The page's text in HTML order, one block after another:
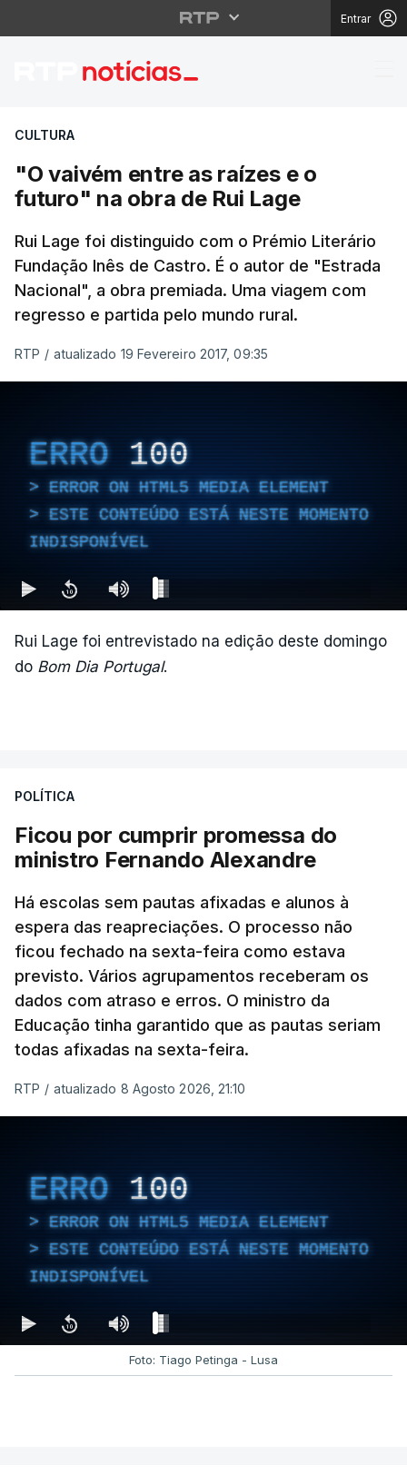
Entrar
"O vaivém entre as
CULTURA
"O vaivém entre as raízes e o
futuro" na obra de Rui Lage
Rui Lage foi distinguido com o Prémio Literário
Fundação Inês de Castro. É o autor de "Estrada
Nacional", a obra premiada. Uma viagem com
regresso e partida pelo mundo rural.
RTP / atualizado 19 Fevereiro 2017, 09:35
ERRO 100
ERROR ON HTML5 MEDIA ELEMENT
ESTE CONTEÚDO ESTÁ NESTE MOMENTO
INDISPONÍVEL
Rui Lage foi entrevistado na edição deste domingo
do Bom Dia Portugal.
POLÍTICA
Ficou por cumprir promessa do
ministro Fernando Alexandre
Há escolas sem pautas afixadas e alunos à
espera das reapreciações. O processo não
ficou fechado na sexta-feira como estava
previsto. Vários agrupamentos receberam os
dados com atraso e erros. O ministro da
Educação tinha garantido que as pautas seriam
todas afixadas na sexta-feira.
RTP / atualizado 8 Agosto 2026, 21:10
ERRO 100
ERROR ON HTML5 MEDIA ELEMENT
ESTE CONTEÚDO ESTÁ NESTE MOMENTO
INDISPONÍVEL
Foto: Tiago Petinga - Lusa